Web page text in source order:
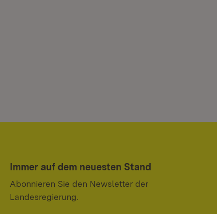
Immer auf dem neuesten Stand
Abonnieren Sie den Newsletter der
Landesregierung.